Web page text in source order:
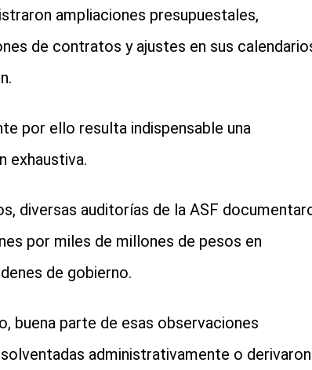
ampliaciones presupuestales,
de contratos y ajustes en sus
por ello resulta indispensable una
exhaustiva.
diversas auditorías de la ASF
por miles de millones de pesos en
de gobierno.
buena parte de esas observaciones
administrativamente o derivaron